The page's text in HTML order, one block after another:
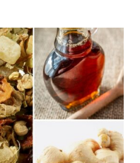
4.40 €
à
15.20 €